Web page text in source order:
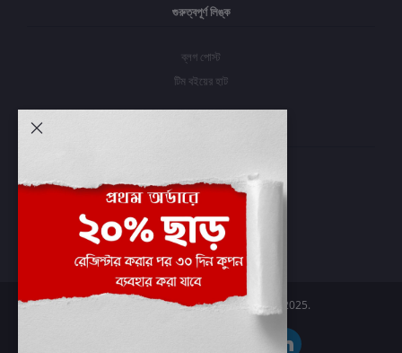
গুরুত্বপূর্ণ লিঙ্ক
ব্লগ পোস্ট
টিম বইয়ের হাট
প্রবেশ করুন
অর্ডার ইতিহাস
আমার ইচ্ছাগুলি
অর্ডার ট্র্যাকিং
Boier Haat™ | © All rights reserved 2025.